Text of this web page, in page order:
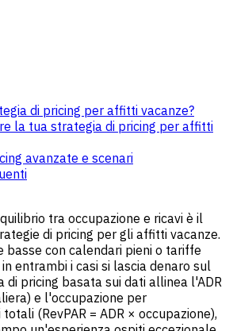
di pricing per affitti vacanze?
la tua strategia di pricing per affitti
avanzate e scenari
tra occupazione e ricavi è il
di pricing per gli affitti vacanze.
basse con calendari pieni o tariffe
entrambi i casi si lascia denaro sul
di pricing basata sui dati allinea l'ADR
e l'occupazione per
(RevPAR = ADR × occupazione),